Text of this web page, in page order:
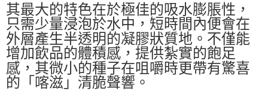
其最大的特色在於極佳的吸水膨脹性，
只需少量浸泡於水中，短時間內便會在
外層產生半透明的凝膠狀質地。不僅能
增加飲品的體積感，提供紮實的飽足
感，其微小的種子在咀嚼時更帶有驚喜
的「喀滋」清脆聲響。